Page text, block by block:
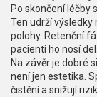
Po skončení léčby
Ten udrží
polohy. Retenční
pacienti ho nosí
Na závěr je dobré
není jen estetika.
čistění a snižují